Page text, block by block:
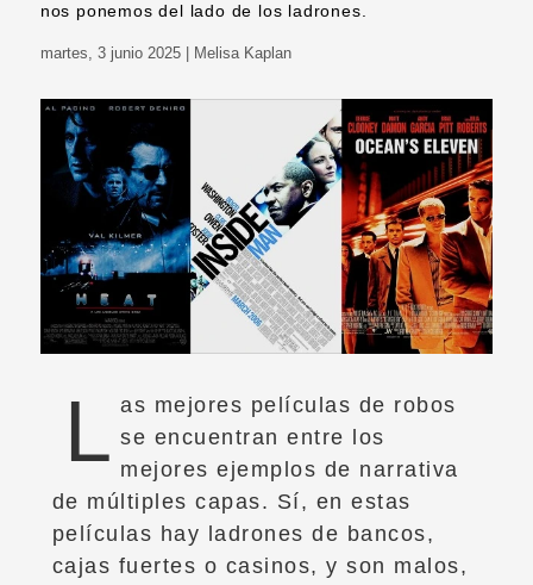
nos ponemos del lado de los ladrones.
martes, 3 junio 2025 | Melisa Kaplan
L as mejores películas de robos
se encuentran entre los
mejores ejemplos de narrativa
de múltiples capas. Sí, en estas
películas hay ladrones de bancos,
cajas fuertes o casinos, y son malos,